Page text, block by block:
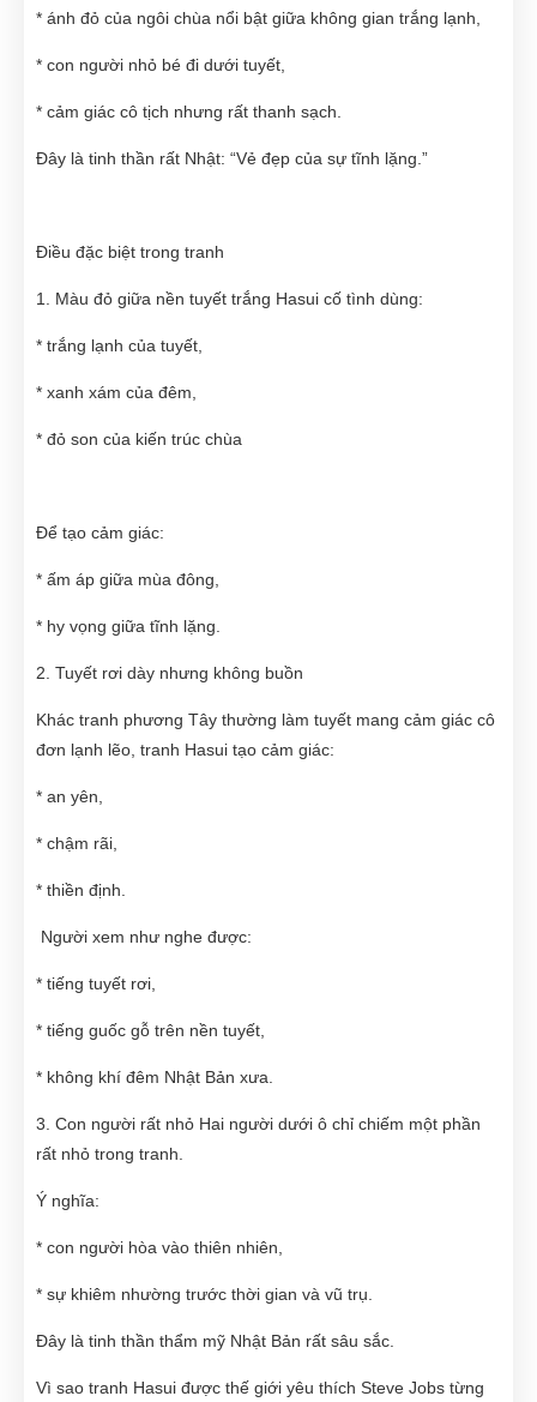
* ánh đỏ của ngôi chùa nổi bật giữa không gian trắng lạnh,
* con người nhỏ bé đi dưới tuyết,
* cảm giác cô tịch nhưng rất thanh sạch.
Đây là tinh thần rất Nhật: “Vẻ đẹp của sự tĩnh lặng.”
Điều đặc biệt trong tranh
1. Màu đỏ giữa nền tuyết trắng Hasui cố tình dùng:
* trắng lạnh của tuyết,
* xanh xám của đêm,
* đỏ son của kiến trúc chùa
Để tạo cảm giác:
* ấm áp giữa mùa đông,
* hy vọng giữa tĩnh lặng.
2. Tuyết rơi dày nhưng không buồn
Khác tranh phương Tây thường làm tuyết mang cảm giác cô
đơn lạnh lẽo, tranh Hasui tạo cảm giác:
* an yên,
* chậm rãi,
* thiền định.
Người xem như nghe được:
* tiếng tuyết rơi,
* tiếng guốc gỗ trên nền tuyết,
* không khí đêm Nhật Bản xưa.
3. Con người rất nhỏ Hai người dưới ô chỉ chiếm một phần
rất nhỏ trong tranh.
Ý nghĩa:
* con người hòa vào thiên nhiên,
* sự khiêm nhường trước thời gian và vũ trụ.
Đây là tinh thần thẩm mỹ Nhật Bản rất sâu sắc.
Vì sao tranh Hasui được thế giới yêu thích Steve Jobs từng